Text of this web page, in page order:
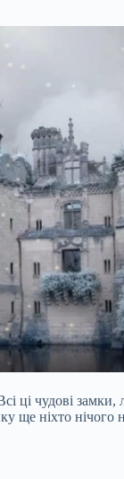
чудові
ще ніхто